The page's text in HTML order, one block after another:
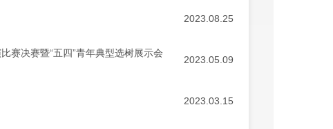
2023.08.25
赛决赛暨“五四”青年典型选树展示会
2023.05.09
2023.03.15